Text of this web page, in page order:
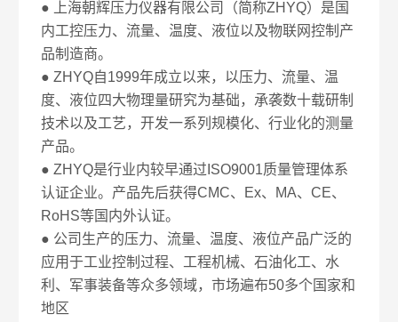
● 上海朝辉压力仪器有限公司（简称ZHYQ）是国
内工控压力、流量、温度、液位以及物联网控制产
品制造商。
● ZHYQ自1999年成立以来，以压力、流量、温
度、液位四大物理量研究为基础，承袭数十载研制
技术以及工艺，开发一系列规模化、行业化的测量
产品。
● ZHYQ是行业内较早通过ISO9001质量管理体系
认证企业。产品先后获得CMC、Ex、MA、CE、
RoHS等国内外认证。
● 公司生产的压力、流量、温度、液位产品广泛的
应用于工业控制过程、工程机械、石油化工、水
利、军事装备等众多领域，市场遍布50多个国家和
地区